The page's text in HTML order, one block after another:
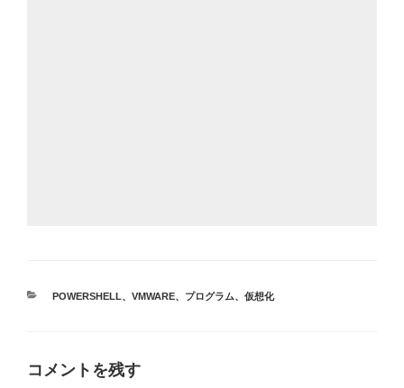
カ
POWERSHELL、 VMWARE、 プログラム、 仮想化
コメントを残す